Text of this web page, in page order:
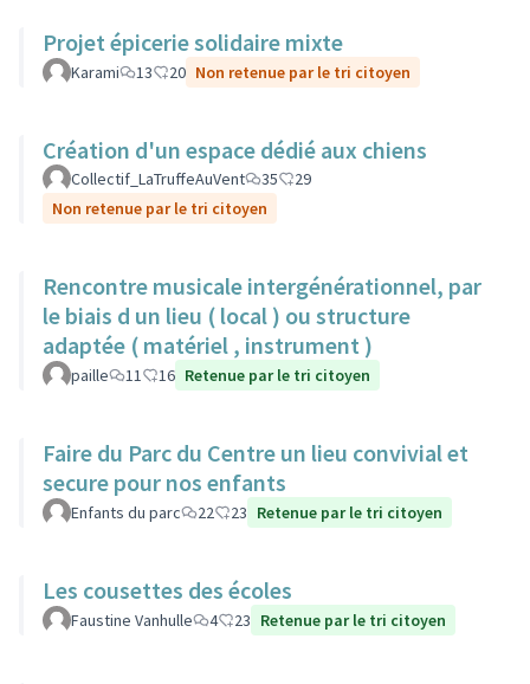
Projet épicerie solidaire mixte
Karami 13 20 Non retenue par le tri citoyen
Création d'un espace dédié aux chiens
Collectif_LaTruffeAuVent 35
29
Non retenue par le tri citoyen
Rencontre musicale intergénérationnel, par
le biais d un lieu ( local ) ou structure
adaptée ( matériel , instrument )
paille 11 16 Retenue par le tri citoyen
Faire du Parc du Centre un lieu convivial et
secure pour nos enfants
Enfants du parc 22 23 Retenue par le tri citoyen
Les cousettes des écoles
Faustine Vanhulle 4 23 Retenue par le tri citoyen